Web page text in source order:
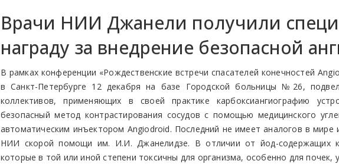
Врачи НИИ Джанели получили
награду за внедрение безопасной
В рамках конференции «Рождественские встречи спасателей конечностей
в Санкт-Петербурге 12 декабря на базе Городской больницы №26,
коллективов, применяющих в своей практике карбоксиангиографию
безопасный метод контрастирования сосудов с помощью медицинского
автоматическим инъектором Angiodroid. Последний не имеет аналогов в мире
НИИ скорой помощи им. И.И. Джанелидзе. В отличии от йод-содержащих
которые в той или иной степени токсичны для организма, особенно для почек,